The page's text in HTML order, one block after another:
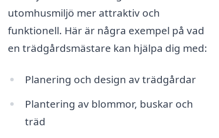
utomhusmiljö mer attraktiv och
funktionell. Här är några exempel på vad
en trädgårdsmästare kan hjälpa dig med:
Planering och design av trädgårdar
Plantering av blommor, buskar och
träd